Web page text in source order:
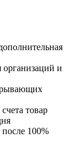
и
товар
после 100%